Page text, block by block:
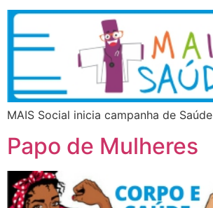
MAIS Social inicia campanha de Saúde
Papo de Mulheres